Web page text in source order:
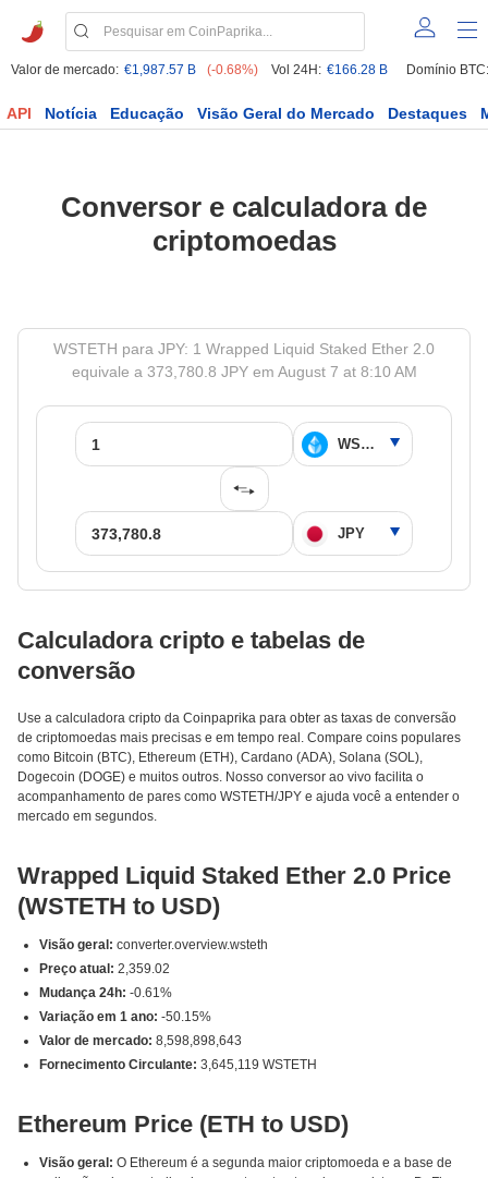
Valor de mercado: €1,987.57 B (-0.68%) Vol 24H: €166.28 B Domínio BTC:
API Notícia Educação Visão Geral do Mercado Destaques
Conversor e calculadora de
criptomoedas
WSTETH para JPY: 1 Wrapped Liquid Staked Ether 2.0
equivale a 373,780.8 JPY em August 7 at 8:10 AM
Calculadora cripto e tabelas de
conversão
Use a calculadora cripto da Coinpaprika para obter as taxas de conversão
de criptomoedas mais precisas e em tempo real. Compare coins populares
como Bitcoin (BTC), Ethereum (ETH), Cardano (ADA), Solana (SOL),
Dogecoin (DOGE) e muitos outros. Nosso conversor ao vivo facilita o
acompanhamento de pares como WSTETH/JPY e ajuda você a entender o
mercado em segundos.
Wrapped Liquid Staked Ether 2.0 Price
(WSTETH to USD)
Visão geral: converter.overview.wsteth
Preço atual: 2,359.02
Mudança 24h: -0.61%
Variação em 1 ano: -50.15%
Valor de mercado: 8,598,898,643
Fornecimento Circulante: 3,645,119 WSTETH
Ethereum Price (ETH to USD)
Visão geral: O Ethereum é a segunda maior criptomoeda e a base de